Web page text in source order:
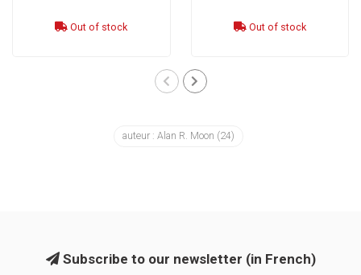
Out of stock Out of stock
auteur : Alan R. Moon (24)
Subscribe to our newsletter (in French)